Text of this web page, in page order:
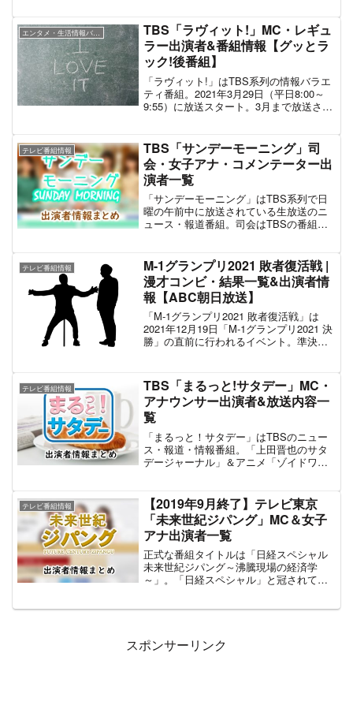
類する番組で、その名のとおり「放置車
両」にスポットを当てる。迷惑な放置車
両に悩む駐車場オーナーのために車の持
ち主を大捜索するというのが同番組の趣
旨である。何年も放置され数十万円にも
累積した駐車場料金の車両、プロの手口
とも思えるような信じられない放置状
況、持ち主の身勝手な言い訳など、次か
が紹介される。番組出演者は、カンニン
グ竹山、梅沢富美男、ゆきぽよ、という
いずれも歯に衣着せぬタレントである。
TBS「ラヴィット!」MC・レギュ
ラー出演者&番組情報【グッとラ
ック!後番組】
「ラヴィット!」はTBS系列の情報バラエ
ティ番組。2021年3月29日（平日8:00～
9:55）に放送スタート。3月まで放送され
ク!」がワイドショーだったのに対し「ラ
ヴィット!」は生活・エンタメといったラ
イフスタイルをテーマにした情報番組と
して制作されている。かつて同時間帯で
放送されていた「はなまるマーケット」
「いっぷく!」に回帰した形となってい
る。番組タイトルの「ラヴィット!」は
「Love it」、つまり「お気に入り」に由
「麒麟」の川島明とTBSアナウンサー・
田村真子を起用。各曜日にはスタジオレ
ギュラーが存在しており、主にお笑い芸
人やバラエティタレントからメンバーが
選出されている。さらに同番組では期間
限定のレギュラー出演者が存在してお
り、概ね2か月ほどでの入れ替わりを予
定。期間限定レギュラーは、若手の俳
テレビ番組情報
TBS「サンデーモーニング」司
会・女子アナ・コメンテーター出
演者一覧
「サンデーモーニング」はTBS系列で日
曜の午前中に放送されている生放送のニ
ュース・報道番組。司会はTBSの番組で
グ」としてスタート。その後、「新サン
デーモーニング」→「サンデーモーニン
グ」と改題され現在に至っている。硬派
な報道番組ではあるものの、報道内容に
恣意的な編集が見られたこともあり、イ
ンターネットを中心に偏向報道番組のひ
とつとして挙げられることも多い。「週
刊御意見番」である張本勲の言動もイン
主筆や委員などがコメンテーターに入る
場合その社の政治的思想や論調が反映さ
れやすいこともあり、特に「サンデーモ
ーニング」においてはその傾向が強く見
られているようで、良くも悪くも番組の
特徴となっている。このように番組は
様々な特徴と問題を含んでいるが、30年
グ」の現在の主な出演者の情報を中心に
紹介していく。
テレビ番組情報
M-1グランプリ2021 敗者復活戦 |
漫才コンビ・結果一覧&出演者情
報【ABC朝日放送】
「M-1グランプリ2021 敗者復活戦」は
2021年12月19日「M-1グランプリ2021 決
勝」の直前に行われるイベント。準決勝
施。その様子はテレビで放送され、パソ
コンやスマホを使った視聴者投票で最も
多くの票を獲得したコンビがそのまま会
場を移動して決勝に参戦する。2021年の
M-1グランプリでは16組が敗者復活戦に
エントリー。敗者復活戦に挑む漫才コン
ビには、昨年のファイナリスト「ニュー
ヨーク」「見取り図」「東京ホテイソ
る。「M-1グランプリ2021 敗者復活戦」
のMCを務めるのは、例年通り陣内智則。
アシスタントは女優・西野七瀬が務め、
ゲストにはスピードワゴン小沢、NON
STYLE石田、銀シャリ橋本らが出演す
る。
テレビ番組情報
TBS「まるっと!サタデー」MC・
アナウンサー出演者&放送内容一
覧
「まるっと！サタデー」はTBSのニュー
ス・報道・情報番組。「上田晋也のサタ
デージャーナル」＆アニメ「ゾイドワイ
のニュースや情報、天気、エンタメ・生
活情報などを総合的な報道・情報番組と
してスタートした。番組発足当初、MCに
は駒田健吾アナと当時入社2年目の田村真
子アナを起用。さらにサブキャスターに
フリーアナウンサー・樺島彩、気象情報
は気象予報士の増田雅昭が名を連ねた。
2021年3月いっぱいで田村真子アナが番組
し、番組内容もYahoo!リアルタイム検索
タやエンタメ・芸能ニュースを強化した
情報番組としての要素を強めたものにリ
テレビ番組情報
【2019年9月終了】テレビ東京
「未来世紀ジパング」MC＆女子
アナ出演者一覧
正式な番組タイトルは「日経スペシャル
未来世紀ジパング～沸騰現場の経済学
～」。「日経スペシャル」と冠されてい
介していく。司会はタレント・SHELLY、
番組進行はテレビ東京の女子アナが務め
スポンサーリンク